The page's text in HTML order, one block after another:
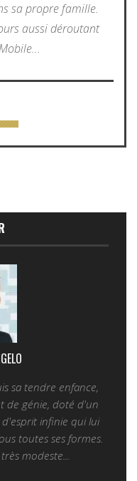
sa propre famille.
aussi déroutant
sa tendre enfance,
de génie, doté d'un
infinie qui lui
toutes ses formes.
modeste...